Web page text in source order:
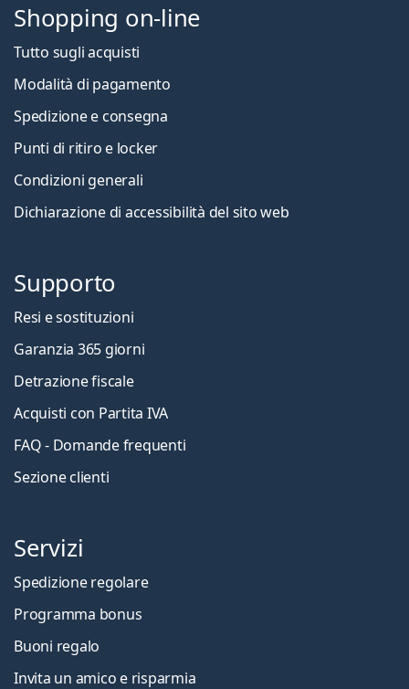
Shopping on-line
Tutto sugli acquisti
Modalità di pagamento
Spedizione e consegna
Punti di ritiro e locker
Condizioni generali
Dichiarazione di accessibilità del sito web
Supporto
Resi e sostituzioni
Garanzia 365 giorni
Detrazione fiscale
Acquisti con Partita IVA
FAQ - Domande frequenti
Sezione clienti
Servizi
Spedizione regolare
Programma bonus
Buoni regalo
Invita un amico e risparmia